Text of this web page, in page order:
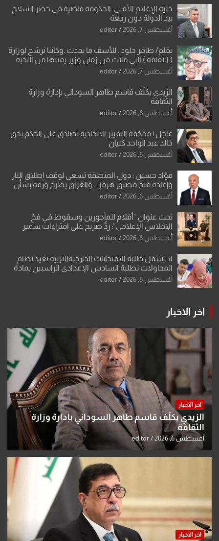
خلية الإعلام الأمني: الحكومة ماضية في حصر السلاح
بيد الدولة دون رجعة
أغسطس 7, 2026 editor
بقلم/ ظافر جلود.. للأسف ما يحدث .وكاننا نرشح لوزارة
( الثقافة ) التي ماتت من زمان وزير يمثلها من النخبة
والإرث العظيم للثقافة العراقية..
أغسطس 7, 2026 editor
الزيدي يكلّف قاسم طاهر السوداني بإدارة وزارة
الثقافة
أغسطس 6, 2026 editor
عاجل | محكمة التمييز الاتحادية تصادق على الحكم بحق
خالد عبد الواحد كبيان
أغسطس 6, 2026 editor
فؤاد حسين : دول المنطقة تسعى لوقف إطلاق النار
وإعادة فتح مضيق هرمز .. والعراق يطرح ورقة بشأن
تحولات القدس
أغسطس 6, 2026 editor
تحت عنوان “أقلام للمأجورين وسقوط في فخ
الإفلاس الإعلامي”: ردٌّ صريح على افتراءات سمير
الشكرجي
أغسطس 6, 2026 editor
لا يشمل طلبة الامتحانات الخارجيةالتربية تعيد نظام
المحاولات لطلبة السادس الإعدادي الراسبين بمادة
أو مادتين
أغسطس 6, 2026 editor
اخر الاخبار
اخر الاخبار
الزيدي يكلّف قاسم طاهر السوداني بإدارة وزارة
الثقافة
أغسطس 6, 2026 editor
اخر الاخبار